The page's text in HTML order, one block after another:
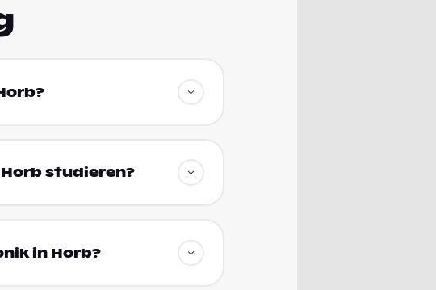
studieren?
in Horb?